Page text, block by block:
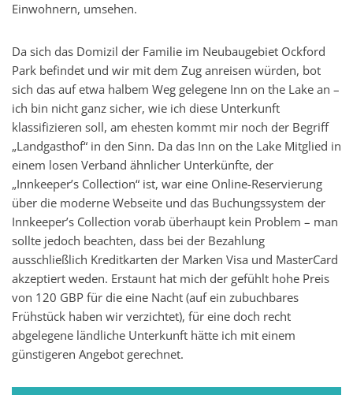
Einwohnern, umsehen.
Da sich das Domizil der Familie im Neubaugebiet Ockford
Park befindet und wir mit dem Zug anreisen würden, bot
sich das auf etwa halbem Weg gelegene Inn on the Lake an –
ich bin nicht ganz sicher, wie ich diese Unterkunft
klassifizieren soll, am ehesten kommt mir noch der Begriff
„Landgasthof“ in den Sinn. Da das Inn on the Lake Mitglied in
einem losen Verband ähnlicher Unterkünfte, der
„Innkeeper’s Collection“ ist, war eine Online-Reservierung
über die moderne Webseite und das Buchungssystem der
Innkeeper’s Collection vorab überhaupt kein Problem – man
sollte jedoch beachten, dass bei der Bezahlung
ausschließlich Kreditkarten der Marken Visa und MasterCard
akzeptiert weden. Erstaunt hat mich der gefühlt hohe Preis
von 120 GBP für die eine Nacht (auf ein zubuchbares
Frühstück haben wir verzichtet), für eine doch recht
abgelegene ländliche Unterkunft hätte ich mit einem
günstigeren Angebot gerechnet.